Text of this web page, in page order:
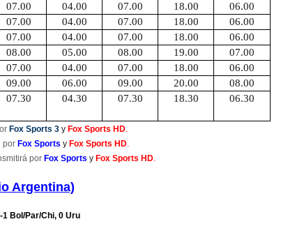
07.00 04.00 07.00 18.00
06.00
07.00 04.00 07.00 18.00
06.00
07.00 04.00 07.00 18.00
06.00
08.00 05.00 08.00 19.00
07.00
07.00 04.00 07.00 18.00
06.00
09.00 06.00 09.00 20.00
08.00
07.30 04.30 07.30 18.30 06.30
Fox Sports 3 y Fox Sports HD.
por Fox Sports y Fox Sports HD.
por Fox Sports y Fox Sports HD.
Argentina)
1 Bol/Par/Chi, 0 Uru